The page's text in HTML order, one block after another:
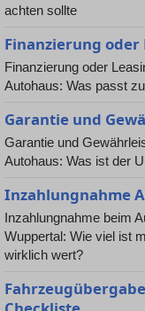
achten sollte
Finanzierung oder
Finanzierung oder
Autohaus: Was passt
Garantie und
Garantie und
Autohaus: Was ist der
Inzahlungnahme
Inzahlungnahme beim
Wuppertal: Wie viel ist
wirklich wert?
Fahrzeugübergabe